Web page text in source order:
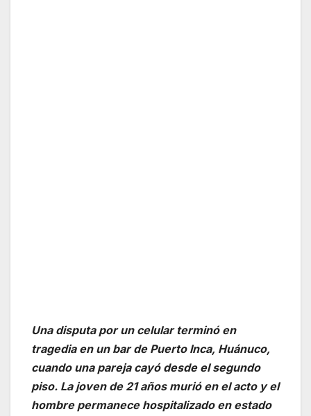
Una disputa por un celular terminó en
tragedia en un bar de Puerto Inca, Huánuco,
cuando una pareja cayó desde el segundo
piso. La joven de 21 años murió en el acto y el
hombre permanece hospitalizado en estado